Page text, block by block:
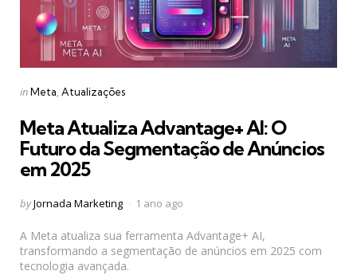
Categories
Posted
inMeta Atualizações
Meta Atualiza Advantage+ AI: O
Futuro da Segmentação de Anúncios
em 2025
Posted
byJornada Marketing 1 ano ago
A Meta atualiza sua ferramenta Advantage+ AI,
transformando a segmentação de anúncios em 2025 com
tecnologia avançada.